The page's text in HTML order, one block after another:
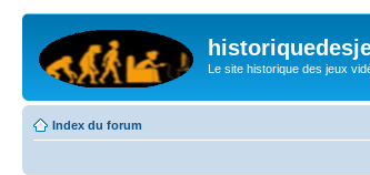
Le site historique des jeux
Index du forum